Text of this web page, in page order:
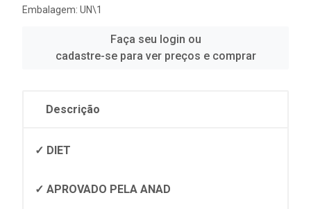
Embalagem: UN\1
Faça seu login ou
cadastre-se para ver preços e comprar
Descrição
✓ DIET
✓ APROVADO PELA ANAD